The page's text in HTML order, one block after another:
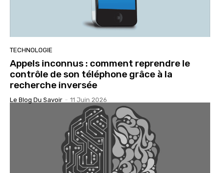
TECHNOLOGIE
Appels inconnus : comment reprendre le
contrôle de son téléphone grâce à la
recherche inversée
Le Blog Du Savoir - 11 Juin 2026